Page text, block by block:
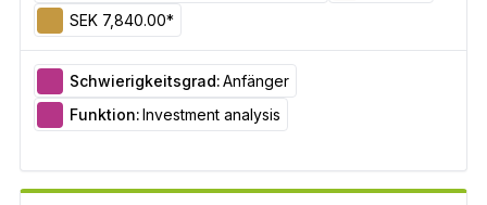
SEK 7,840.00*
Schwierigkeitsgrad:Anfänger
Funktion:Investment analysis